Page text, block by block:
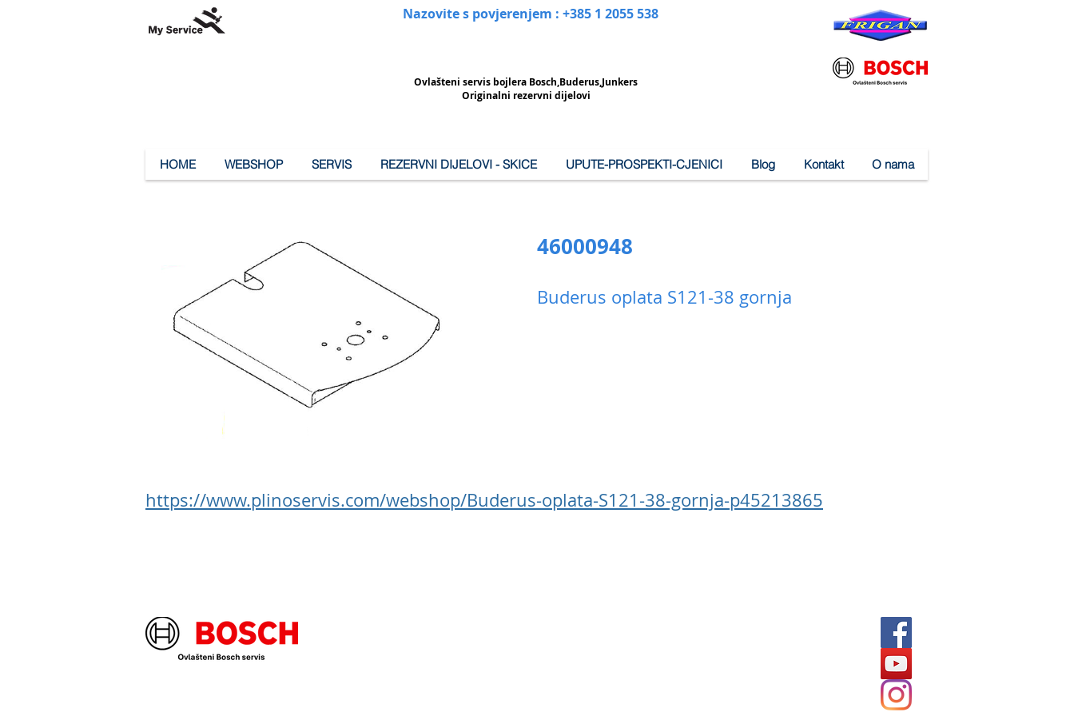
Nazovite s povjerenjem : +385 1 2055 538
Ovlašteni servis bojlera Bosch,Buderus,Junkers
Originalni rezervni dijelovi
HOME WEBSHOP SERVIS REZERVNI DIJELOVI - SKICE UPUTE-PROSPEKTI-CJENICI Blog Kontakt O nama
46000948
Buderus oplata S121-38 gornja
https://www.plinoservis.com/webshop/Buderus-oplata-S121-38-gornja-p45213865